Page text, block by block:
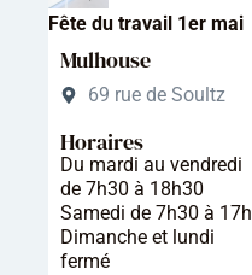
Fête du travail 1er mai
Mulhouse
69 rue de Soultz
Horaires
Du mardi au vendredi
de 7h30 à 18h30
Samedi de 7h30 à 17h
Dimanche et lundi
fermé